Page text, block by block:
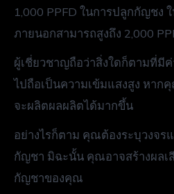
1,000 PPFD ในการปลูกกัญชง
ภายนอกสามารถสูงถึง 2,000
ผู้เชี่ยวชาญถือว่าสิ่งใดก็ตามที่มีค่
ไปถือเป็นความเข้มแสงสูง หา
จะผลิตผลผลิตได้มากขึ้น
อย่างไรก็ตาม คุณต้องระบุวงจ
กัญชา มิฉะนั้น คุณอาจสร้างผลเ
กัญชาของคุณ